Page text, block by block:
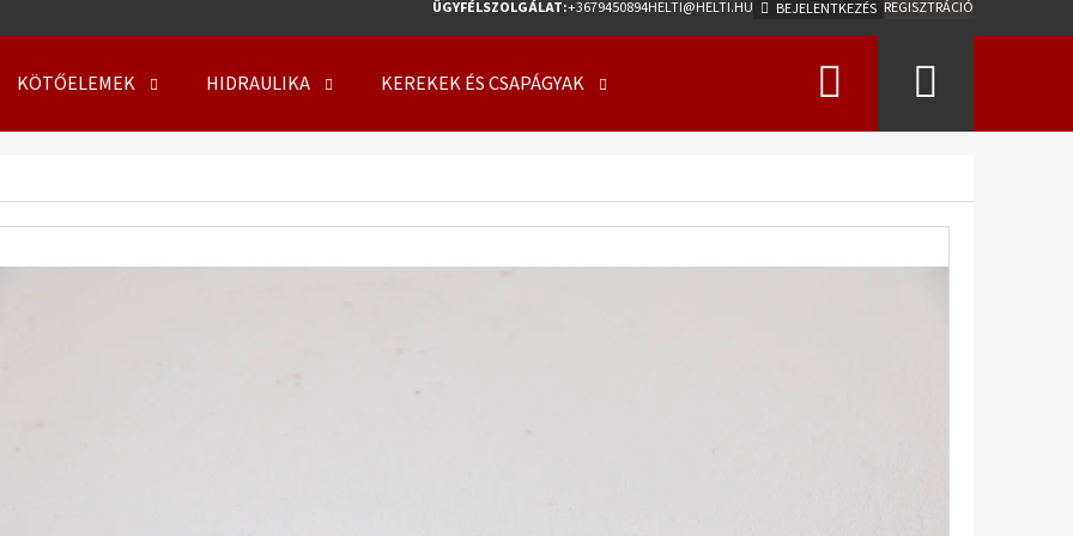
ÜGYFÉLSZOLGÁLAT:+3679450894HELTI@HELTI.HU BEJELENTKEZÉS REGISZTRÁCIÓ
KÖTŐELEMEK HIDRAULIKA KEREKEK ÉS CSAPÁGYAK Keresés